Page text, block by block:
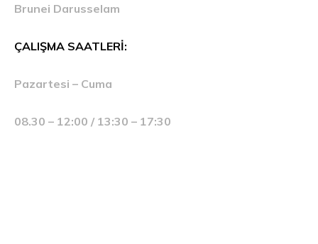
Brunei Darusselam
ÇALIŞMA SAATLERİ:
Pazartesi – Cuma
08.30 – 12:00 / 13:30 – 17:30